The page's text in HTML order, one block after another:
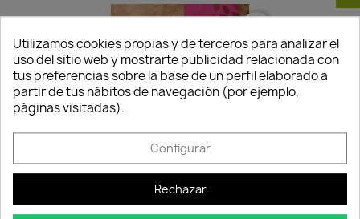
Utilizamos cookies propias y de terceros para analizar el
uso del sitio web y mostrarte publicidad relacionada con
tus preferencias sobre la base de un perfil elaborado a
partir de tus hábitos de navegación (por ejemplo,
páginas visitadas).
Configurar
Rechazar